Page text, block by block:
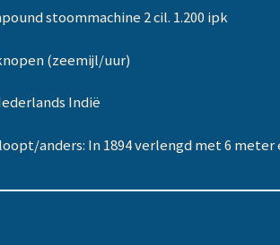
stoommachine 2 cil. 1.200 ipk
(zeemijl/uur)
Indië
anders: In 1894 verlengd met 6 meter